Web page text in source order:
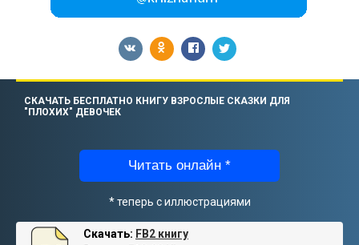
СКАЧАТЬ БЕСПЛАТНО КНИГУ ВЗРОСЛЫЕ СКАЗКИ ДЛЯ
"ПЛОХИХ" ДЕВОЧЕК
Читать онлайн *
* теперь с иллюстрациями
Скачать: FB2 книгу